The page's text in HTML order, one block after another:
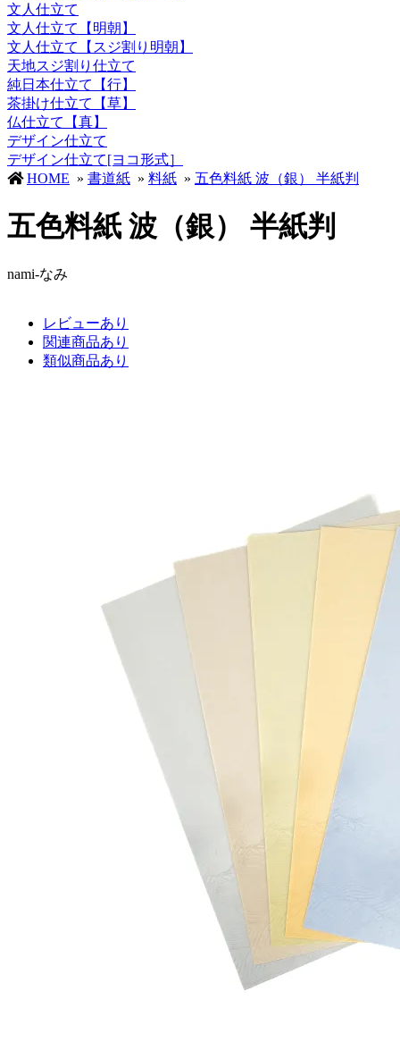
文人仕立て
文人仕立て【明朝】
文人仕立て【スジ割り明朝】
天地スジ割り仕立て
純日本仕立て【行】
茶掛け仕立て【草】
仏仕立て【真】
デザイン仕立て
デザイン仕立て[ヨコ形式］
HOME » 書道紙 » 料紙 » 五色料紙 波（銀） 半紙判
五色料紙 波（銀） 半紙判
nami-なみ
レビューあり
関連商品あり
類似商品あり